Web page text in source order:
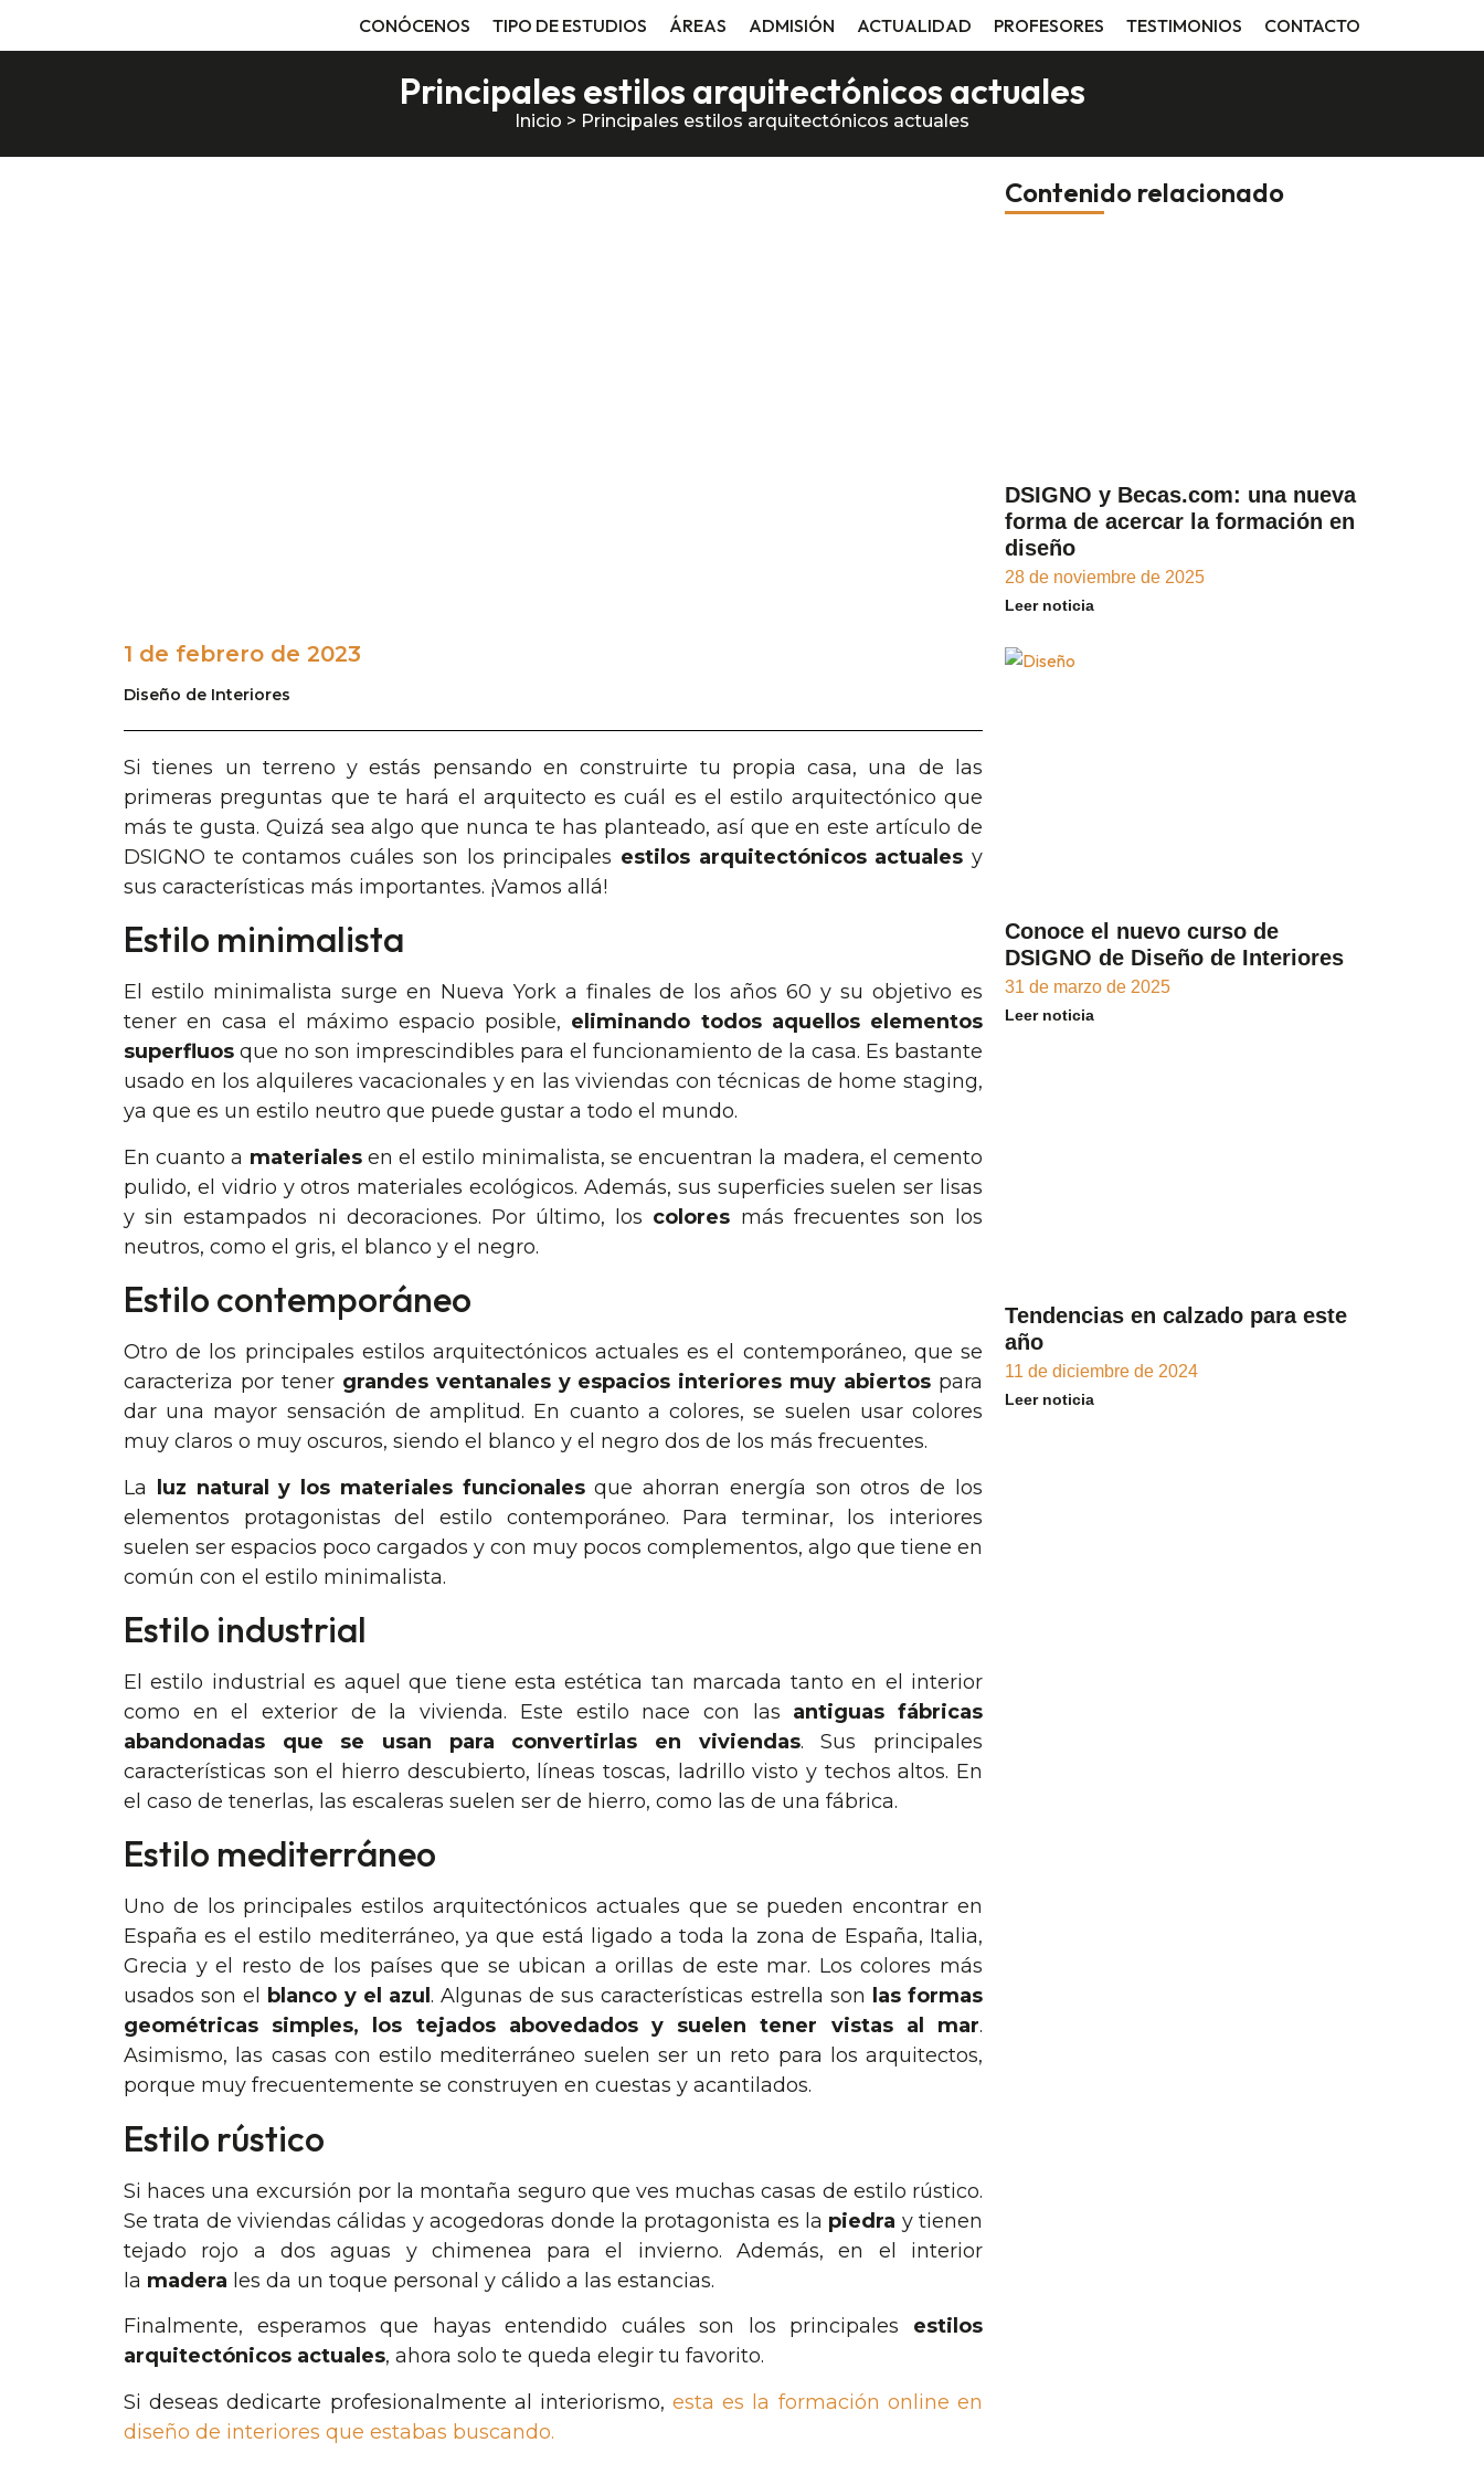
CONÓCENOS TIPO DE ESTUDIOS ÁREAS ADMISIÓN ACTUALIDAD PROFESORES TESTIMONIOS CONTACTO
Principales estilos arquitectónicos actuales
Inicio > Principales estilos arquitectónicos actuales
1 de febrero de 2023
Diseño de Interiores
Si tienes un terreno y estás pensando en construirte tu propia casa, una de las
primeras preguntas que te hará el arquitecto es cuál es el estilo arquitectónico que
más te gusta. Quizá sea algo que nunca te has planteado, así que en este artículo de
DSIGNO te contamos cuáles son los principales estilos arquitectónicos actuales y
sus características más importantes. ¡Vamos allá!
Estilo minimalista
El estilo minimalista surge en Nueva York a finales de los años 60 y su objetivo es
tener en casa el máximo espacio posible, eliminando todos aquellos elementos
superfluos que no son imprescindibles para el funcionamiento de la casa. Es bastante
usado en los alquileres vacacionales y en las viviendas con técnicas de home staging,
ya que es un estilo neutro que puede gustar a todo el mundo.
En cuanto a materialesen el estilo minimalista, se encuentran la madera, el cemento
pulido, el vidrio y otros materiales ecológicos. Además, sus superficies suelen ser lisas
y sin estampados ni decoraciones. Por último, los colores más frecuentes son los
neutros, como el gris, el blanco y el negro.
Estilo contemporáneo
Otro de los principales estilos arquitectónicos actuales es el contemporáneo, que se
caracteriza por tener grandes ventanales y espacios interiores muy abiertos para
dar una mayor sensación de amplitud. En cuanto a colores, se suelen usar colores
muy claros o muy oscuros, siendo el blanco y el negro dos de los más frecuentes.
La luz natural y los materiales funcionalesque ahorran energía son otros de los
elementos protagonistas del estilo contemporáneo. Para terminar, los interiores
suelen ser espacios poco cargados y con muy pocos complementos, algo que tiene en
común con el estilo minimalista.
Estilo industrial
El estilo industrial es aquel que tiene esta estética tan marcada tanto en el interior
como en el exterior de la vivienda. Este estilo nace con las antiguas fábricas
abandonadas que se usan para convertirlas en viviendas. Sus principales
características son el hierro descubierto, líneas toscas, ladrillo visto y techos altos. En
el caso de tenerlas, las escaleras suelen ser de hierro, como las de una fábrica.
Estilo mediterráneo
Uno de los principales estilos arquitectónicos actuales que se pueden encontrar en
España es el estilo mediterráneo, ya que está ligado a toda la zona de España, Italia,
Grecia y el resto de los países que se ubican a orillas de este mar. Los colores más
usados son el
blanco y el azul . Algunas de sus características estrella son
las formas
geométricas simples, los tejados abovedados y suelen tener vistas al mar.
Asimismo, las casas con estilo mediterráneo suelen ser un reto para los arquitectos,
porque muy frecuentemente se construyen en cuestas y acantilados.
Estilo rústico
Si haces una excursión por la montaña seguro que ves muchas casas de estilo rústico.
Se trata de viviendas cálidas y acogedoras donde la protagonista es la piedra y tienen
tejado rojo a dos aguas y chimenea para el invierno. Además, en el interior
la madera les da un toque personal y cálido a las estancias.
Finalmente, esperamos que hayas entendido cuáles son los principales estilos
arquitectónicos actuales, ahora solo te queda elegir tu favorito.
Si deseas dedicarte profesionalmente al interiorismo,esta es la formación online en
diseño de interiores que estabas buscando.
Contenido relacionado
DSIGNO y Becas.com: una nueva
forma de acercar la formación en
diseño
28 de noviembre de 2025
Leer noticia
Conoce el nuevo curso de
DSIGNO de Diseño de Interiores
31 de marzo de 2025
Leer noticia
Tendencias en calzado para este
año
11 de diciembre de 2024
Leer noticia